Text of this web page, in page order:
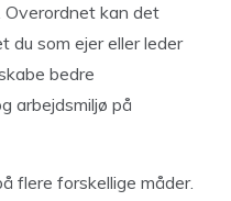
Overordnet kan det
du som ejer eller leder
bedre
arbejdsmiljø på
flere forskellige måder.